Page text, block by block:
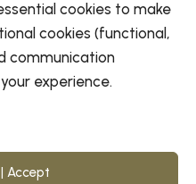
cookies to make
cookies (functional,
communication
experience.
Accept